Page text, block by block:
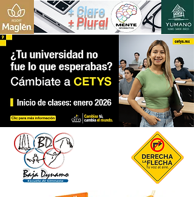
+ Claro
+ Plural